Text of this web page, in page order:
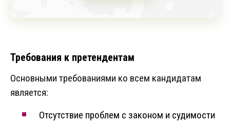
Требования к претендентам
Основными требованиями ко всем кандидатам
является:
Отсутствие проблем с законом и судимости